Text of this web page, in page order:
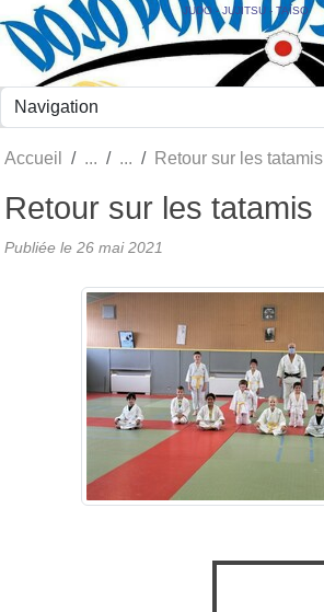
JUDO - JUJITSU - TAÏSO
Accueil Retour sur les tatamis
Retour sur les tatamis
Publiée le 26 mai 2021
Panneau de gestion des cookies